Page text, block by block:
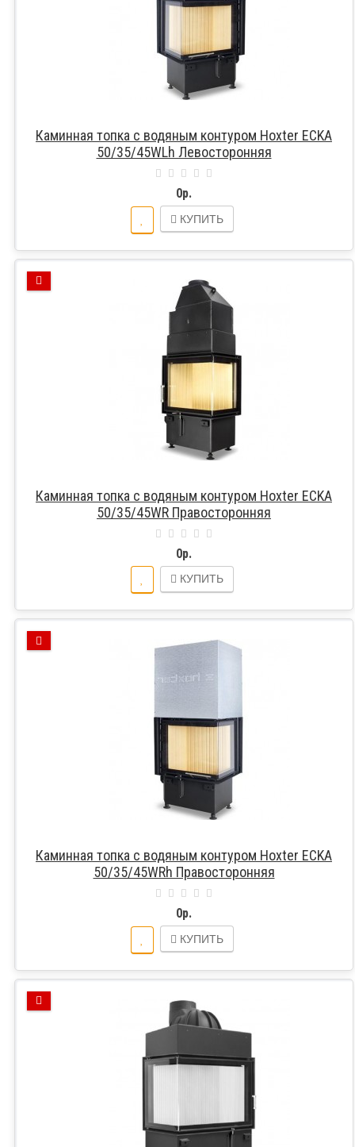
Каминная топка с водяным контуром Hoxter ECKA
50/35/45WLh Левосторонняя
0р.
КУПИТЬ
Каминная топка с водяным контуром Hoxter ECKA
50/35/45WR Правосторонняя
0р.
КУПИТЬ
Каминная топка с водяным контуром Hoxter ECKA
50/35/45WRh Правосторонняя
0р.
КУПИТЬ